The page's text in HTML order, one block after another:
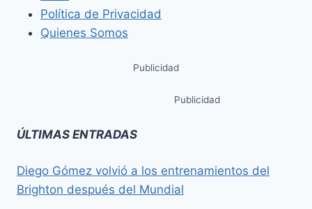
Política de Privacidad
Quienes Somos
Publicidad
Publicidad
ÚLTIMAS ENTRADAS
Diego Gómez volvió a los entrenamientos del
Brighton después del Mundial